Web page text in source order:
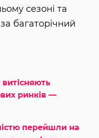
сезоні та
багаторічний
витісняють
ринків —
перейшли на